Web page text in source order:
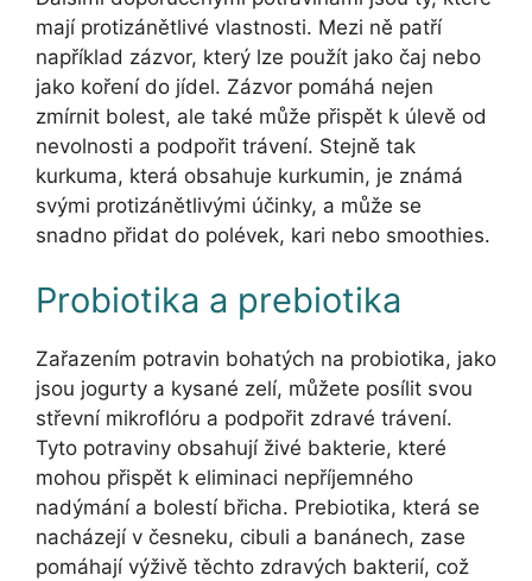
mají protizánětlivé vlastnosti. Mezi ně patří
například zázvor, který lze použít jako čaj nebo
jako koření do jídel. Zázvor pomáhá nejen
zmírnit bolest, ale také může přispět k úlevě od
nevolnosti a podpořit trávení. Stejně tak
kurkuma, která obsahuje kurkumin, je známá
svými protizánětlivými účinky, a může se
snadno přidat do polévek, kari nebo smoothies.
Probiotika a prebiotika
Zařazením potravin bohatých na probiotika, jako
jsou jogurty a kysané zelí, můžete posílit svou
střevní mikroflóru a podpořit zdravé trávení.
Tyto potraviny obsahují živé bakterie, které
mohou přispět k eliminaci nepříjemného
nadýmání a bolestí břicha. Prebiotika, která se
nacházejí v česneku, cibuli a banánech, zase
pomáhají výživě těchto zdravých bakterií, což